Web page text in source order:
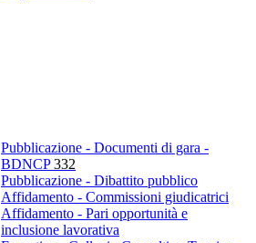
Pubblicazione - Documenti di gara -
BDNCP332
Pubblicazione - Dibattito pubblico
Affidamento - Commissioni giudicatrici
Affidamento - Pari opportunità e
inclusione lavorativa